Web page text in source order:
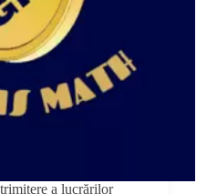
a lucrărilor